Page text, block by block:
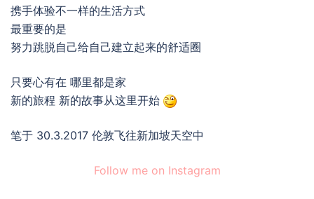
携手体验不一样的生活方式
最重要的是
努力跳脱自己给自己建立起来的舒适圈
只要心有在 哪里都是家
新的旅程 新的故事从这里开始
笔于 30.3.2017 伦敦飞往新加坡天空中
Follow me on Instagram